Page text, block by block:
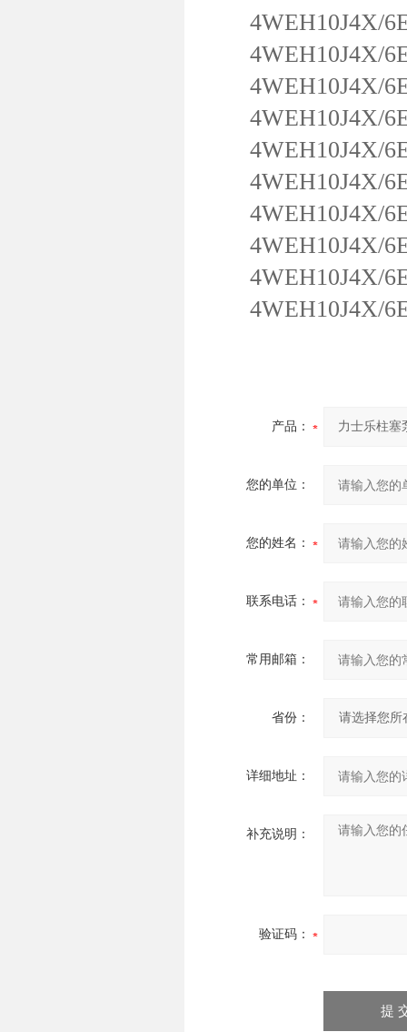
4WEH10J4X/
4WEH10J4X/
4WEH10J4X/
4WEH10J4X/
4WEH10J4X/
4WEH10J4X/
4WEH10J4X/
4WEH10J4X/
4WEH10J4X/
4WEH10J4X/
产品：
您的单位：
您的姓名：
联系电话：
常用邮箱：
省份：
详细地址：
补充说明：
验证码：